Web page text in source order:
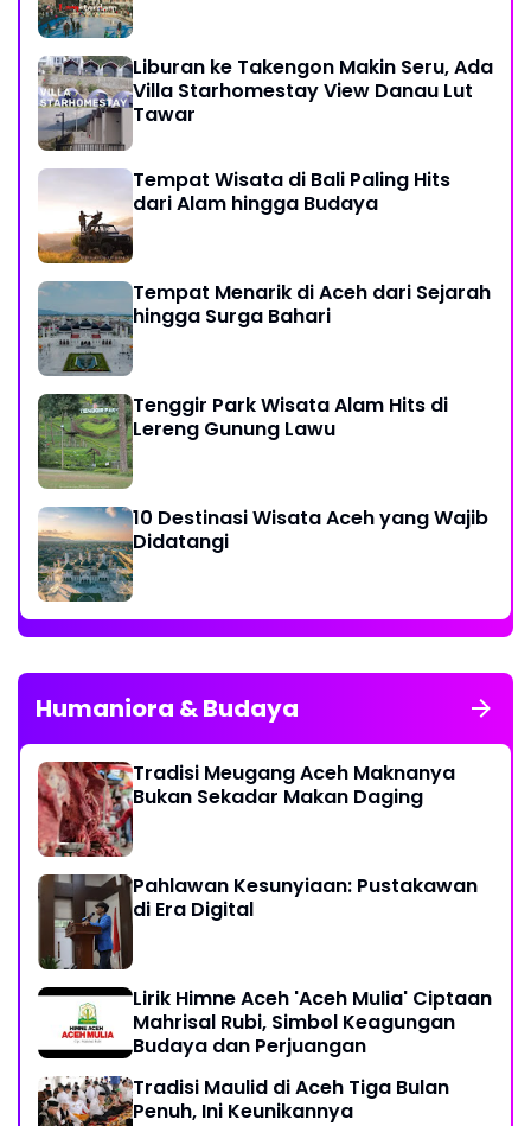
Liburan ke Takengon Makin Seru, Ada
Villa Starhomestay View Danau Lut
Tawar
Tempat Wisata di Bali Paling Hits
dari Alam hingga Budaya
Tempat Menarik di Aceh dari Sejarah
hingga Surga Bahari
Tenggir Park Wisata Alam Hits di
Lereng Gunung Lawu
10 Destinasi Wisata Aceh yang Wajib
Didatangi
Humaniora & Budaya
Tradisi Meugang Aceh Maknanya
Bukan Sekadar Makan Daging
Pahlawan Kesunyiaan: Pustakawan
di Era Digital
Lirik Himne Aceh 'Aceh Mulia' Ciptaan
Mahrisal Rubi, Simbol Keagungan
Budaya dan Perjuangan
Tradisi Maulid di Aceh Tiga Bulan
Penuh, Ini Keunikannya